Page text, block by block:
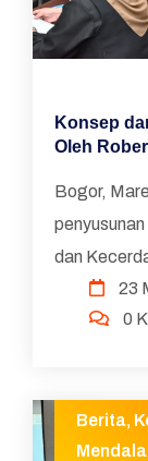
Konsep
Oleh
Bogor,
dan
Dasar, Rob
23
0
Berita,